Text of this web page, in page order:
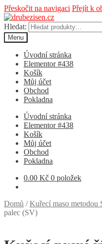
Přeskočit na navigaci Přejít k
Hledat:
Menu
Úvodní stránka
Elementor #438
Košík
Můj účet
Obchod
Pokladna
Úvodní stránka
Elementor #438
Košík
Můj účet
Obchod
Pokladna
0.00 Kč 0 položek
Domů /Kuřecí maso
palec (SV)